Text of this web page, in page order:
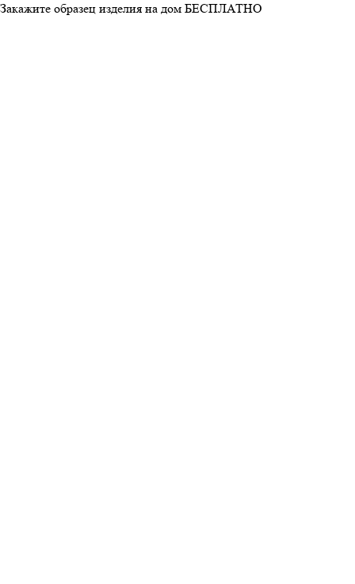
Закажите образец изделия на дом БЕСПЛАТНО